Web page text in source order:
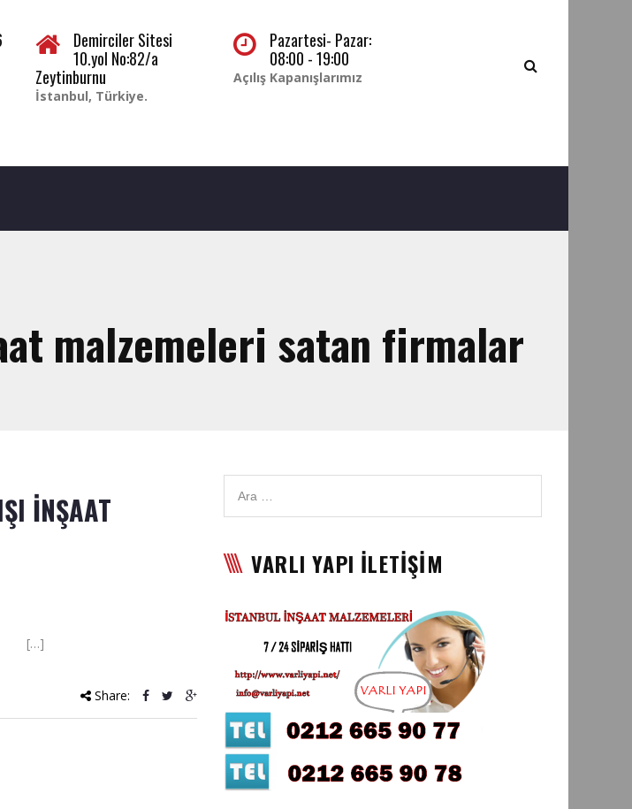
Demirciler Sitesi
10.yol No:82/a
Zeytinburnu
İstanbul, Türkiye.
Pazartesi- Pazar:
08:00 - 19:00
Açılış Kapanışlarımız
malzemeleri satan firmalar
İNŞAAT
[…]
Share:
VARLI YAPI İLETİŞİM